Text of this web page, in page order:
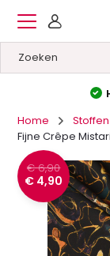
Home
Stoffen
Fijne Crêpe
€ 6,90
€ 4,90